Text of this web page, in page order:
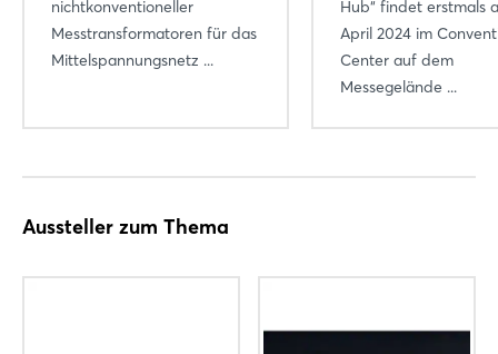
nichtkonventioneller
Messtransformatoren für das
Mittelspannungsnetz ...
Hub“ findet erstmals
April 2024 im
Center auf dem
Messegelände ...
Aussteller zum Thema